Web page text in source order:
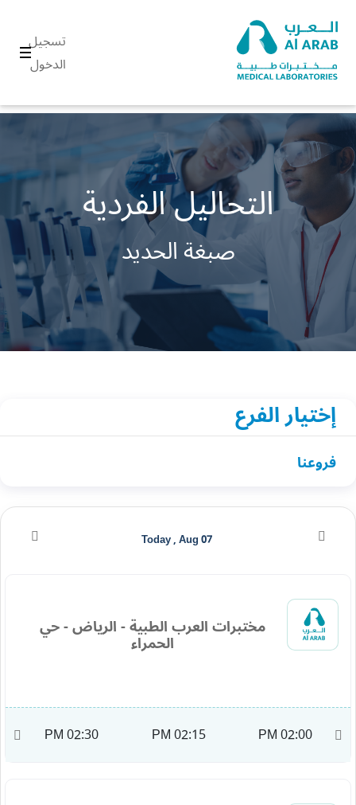
تسجيل
الدخول
التحاليل الفردية
صبغة الحديد
إختيار الفرع
فروعنا
مختبرات العرب الطبية - الرياض - حي
الحمراء
02:00 PM
02:15 PM
02:30 PM